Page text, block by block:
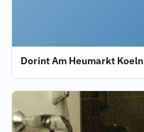
Dorint Am Heumarkt Koeln